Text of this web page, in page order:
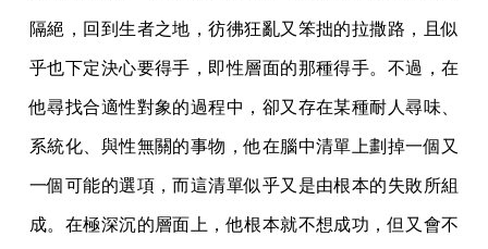
隔絕，回到生者之地，彷彿狂亂又笨拙的拉撒路，且似
乎也下定決心要得手，即性層面的那種得手。不過，在
他尋找合適性對象的過程中，卻又存在某種耐人尋味、
系統化、與性無關的事物，他在腦中清單上劃掉一個又
一個可能的選項，而這清單似乎又是由根本的失敗所組
成。在極深沉的層面上，他根本就不想成功，但又會不